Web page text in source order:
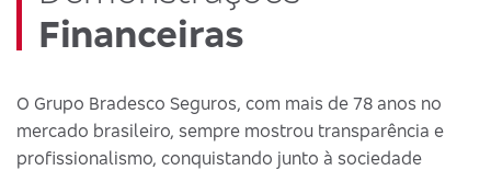
Financeiras
O Grupo Bradesco Seguros, com mais de 78 anos no
mercado brasileiro, sempre mostrou transparência e
profissionalismo, conquistando junto à sociedade